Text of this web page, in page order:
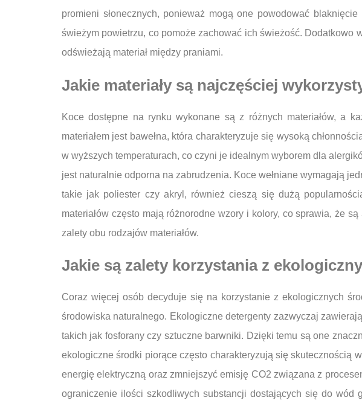
promieni słonecznych, ponieważ mogą one powodować
świeżym powietrzu, co pomoże zachować ich świeżość.
odświeżają materiał między praniami.
Jakie materiały są najczęściej
Koce dostępne na rynku wykonane są z różnych materiałów, a
materiałem jest bawełna, która charakteryzuje się wysoką
w wyższych temperaturach, co czyni je idealnym wyborem dla
jest naturalnie odporna na zabrudzenia. Koce wełniane wymagają
takie jak poliester czy akryl, również cieszą się dużą
materiałów często mają różnorodne wzory i kolory, co sprawia, że
zalety obu rodzajów materiałów.
Jakie są zalety korzystania z
Coraz więcej osób decyduje się na korzystanie z ekologicznych
środowiska naturalnego. Ekologiczne detergenty zazwyczaj
takich jak fosforany czy sztuczne barwniki. Dzięki temu są one
ekologiczne środki piorące często charakteryzują się skutecznością
energię elektryczną oraz zmniejszyć emisję CO2 związana z
ograniczenie ilości szkodliwych substancji dostających się do wód